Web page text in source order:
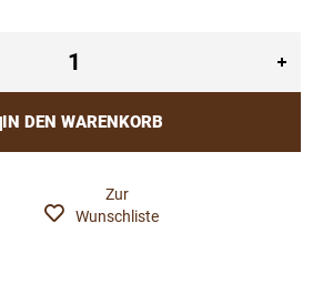
IN DEN WARENKORB
Zur
Wunschliste